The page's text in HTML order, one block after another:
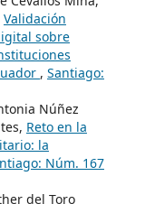
Validación
sobre
, Santiago:
Núñez
Reto en la
la
Núm. 167
del Toro